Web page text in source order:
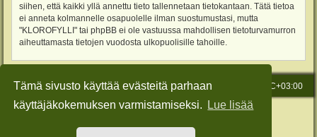
Tämä sivusto käyttää evästeitä parhaan
käyttäjäkokemuksen varmistamiseksi.
Lue lisää
siihen, että kaikki yllä annettu tieto tallennetaan tietokantaan. Tätä tietoa
ei anneta kolmannelle osapuolelle ilman suostumustasi, mutta
"KLOROFYLLI" tai phpBB ei ole vastuussa mahdollisen tietoturvamurron
aiheuttamasta tietojen vuodosta ulkopuolisille tahoille.
Etusivu Kaikki ajat ovat UTC+03:00
Viesti Ylläpidolle
Keskustelufoorumin ohjelmistophpBB® Forum Software © phpBB Limited